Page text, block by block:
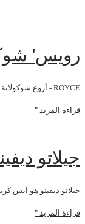
رويس'
ROYCE - أروع شوكولاتة يابانية طازجة في العالم تم العثور على ROYCE في اليابان في سابورو عام 1983 ومنذ ذلك الحين أصبح مصدر فخر
قراءة المزيد "
جيلاتو
جيلاتو ديفينو هو آيس كريم
قراءة المزيد "